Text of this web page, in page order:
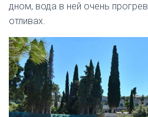
дном, вода в ней очень
отливах.